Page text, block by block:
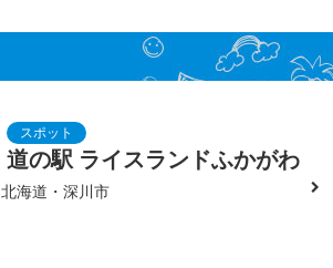
道の駅 ライスランドふかがわ
北海道・深川市